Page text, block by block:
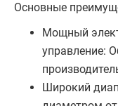
Основные
Мощный
управление:
Широкий